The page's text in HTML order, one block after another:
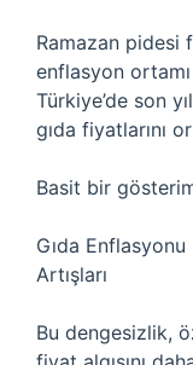
Ramazan pidesi
enflasyon
Türkiye’de son
gıda fiyatlarını
Basit bir
Gıda
Artışları
Bu dengesizlik,